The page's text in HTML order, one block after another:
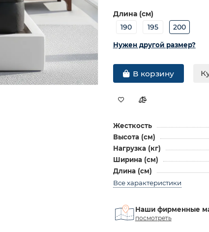
Длина (см)
190
195 200
Нужен другой размер?
В корзину
Жесткость
Высота (см)
Нагрузка (кг)
Ширина (см)
Длина (см)
Все характеристики
Наши фирменные
посмотреть